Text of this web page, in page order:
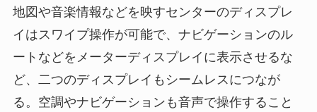
地図や音楽情報などを映すセンターのディスプレ
イはスワイプ操作が可能で、ナビゲーションのル
ートなどをメーターディスプレイに表示させるな
ど、二つのディスプレイもシームレスにつなが
る。空調やナビゲーションも音声で操作すること